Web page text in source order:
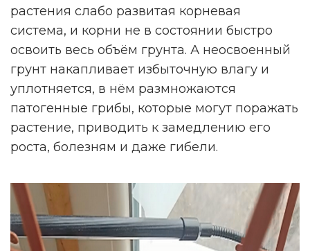
растения слабо развитая корневая
система, и корни не в состоянии быстро
освоить весь объём грунта. А неосвоенный
грунт накапливает избыточную влагу и
уплотняется, в нём размножаются
патогенные грибы, которые могут поражать
растение, приводить к замедлению его
роста, болезням и даже гибели.